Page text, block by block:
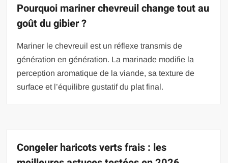
Pourquoi mariner chevreuil change tout au
goût du gibier ?
Mariner le chevreuil est un réflexe transmis de
génération en génération. La marinade modifie la
perception aromatique de la viande, sa texture de
surface et l’équilibre gustatif du plat final.
Congeler haricots verts frais : les